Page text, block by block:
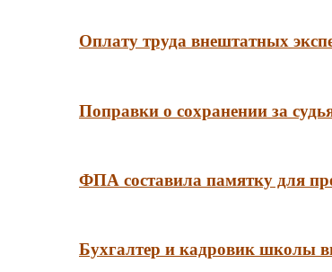
Оплату труда внештатных
Поправки о сохранении за
ФПА составила памятку для
Бухгалтер и кадровик школы